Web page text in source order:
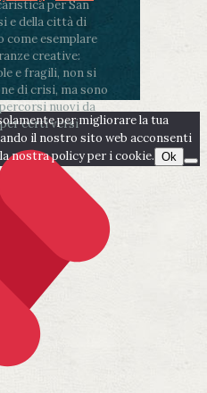
per San
e della città di
come esemplare
creative:
e fragili, non si
di crisi, ma sono
nuovi da
certi versiper migliorare la tua
il nostro sito web acconsenti
nostra policy per i cookie. Ok